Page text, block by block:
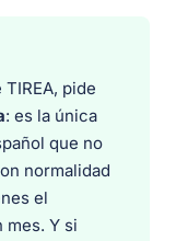
pide
: es la única
que no
normalidad
el
Y si